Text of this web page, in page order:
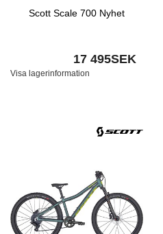
Scott Scale 700 Nyhet
17 495SEK
Visa lagerinformation